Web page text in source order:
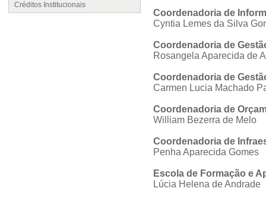
Créditos Institucionais
Coordenadoria de
Cyntia Lemes da Silva
Coordenadoria de
Rosangela Aparecida de
Coordenadoria de
Carmen Lucia Machado
Coordenadoria de
William Bezerra de Melo
Coordenadoria de
Penha Aparecida Gomes
Escola de Formação e
Lúcia Helena de Andrade